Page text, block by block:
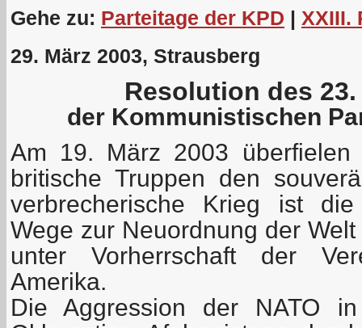
Gehe zu: Parteitage der KPD | XXIII.
29. März 2003, Strausberg
Resolution des
der Kommunistischen
Am 19. März 2003 überfielen
britische Truppen den
verbrecherische Krieg ist
Wege zur Neuordnung der
unter Vorherrschaft der
Amerika.
Die Aggression der NATO